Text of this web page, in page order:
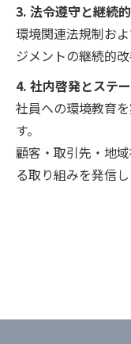
3. 法令遵守と継続
環境関連法規制お
ジメントの継続的改
4. 社内啓発とステ
社員への環境教育
す。
顧客・取引先・地
る取り組みを発信し